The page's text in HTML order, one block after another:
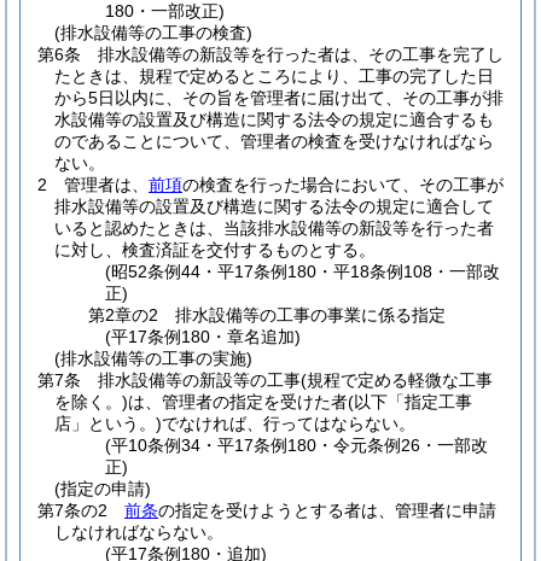
180・一部改正)
(排水設備等の工事の検査)
第6条
排水設備等の新設等を行った者は、その工事を完了し
たときは、規程で定めるところにより、工事の完了した日
から5日以内に、その旨を管理者に届け出て、その工事が排
水設備等の設置及び構造に関する法令の規定に適合するも
のであることについて、管理者の検査を受けなければなら
ない。
2
管理者は、 前項の検査を行った場合において、その工事が
排水設備等の設置及び構造に関する法令の規定に適合して
いると認めたときは、当該排水設備等の新設等を行った者
に対し、検査済証を交付するものとする。
(昭52条例44・平17条例180・平18条例108・一部改
正)
第2章の2
排水設備等の工事の事業に係る指定
(平17条例180・章名追加)
(排水設備等の工事の実施)
第7条
排水設備等の新設等の工事(規程で定める軽微な工事
を除く。)は、管理者の指定を受けた者(以下「指定工事
店」という。)でなければ、行ってはならない。
(平10条例34・平17条例180・令元条例26・一部改
正)
(指定の申請)
第7条の2
前条の指定を受けようとする者は、管理者に申請
しなければならない。
(平17条例180・追加)